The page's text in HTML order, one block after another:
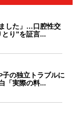
した」…口腔性交
り”を証言...
の独立トラブルに
「実際の料...